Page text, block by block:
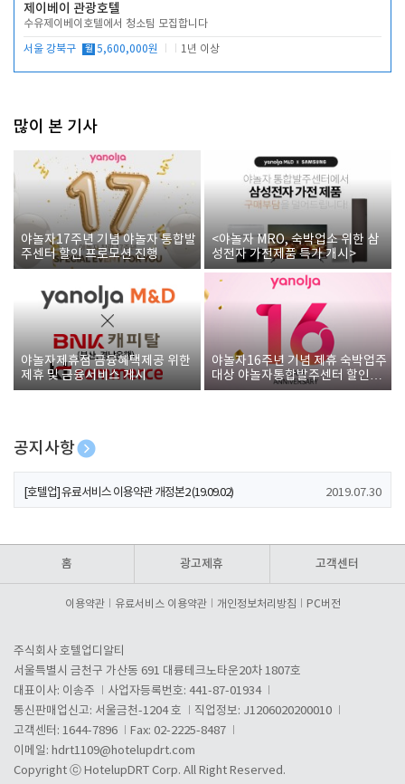
제이베이 관광호텔
수유제이베이호텔에서 청소팀 모집합니다
서울 강북구 월 5,600,000원 1년 이상
많이 본 기사
야놀자17주년 기념 야놀자 통합발
주센터 할인 프로모션 진행
<야놀자 MRO, 숙박업소 위한 삼
성전자 가전제품 특가 개시>
야놀자제휴점 금융혜택제공 위한
제휴 및 금융서비스 게시
야놀자16주년 기념 제휴 숙박업주
대상 야놀자통합발주센터 할인쿠
폰 증정
공지사항
[호텔업] 개인정보 처리방침 개정본1 (19.09.02)
[호텔업] 유료서비스 이용약관 개정본2 (19.09.02) 2019.07.30
홈 광고제휴 고객센터
이용약관 유료서비스 이용약관 개인정보처리방침 PC버전
주식회사 호텔업디알티
서울특별시 금천구 가산동 691 대륭테크노타운20차 1807호
대표이사: 이송주
사업자등록번호: 441-87-01934
통신판매업신고: 서울금천-1204 호
직업정보: J1206020200010
고객센터: 1644-7896
Fax: 02-2225-8487
이메일: hdrt1109@hotelupdrt.com
Copyright ⓒ HotelupDRT Corp. All Right Reserved.